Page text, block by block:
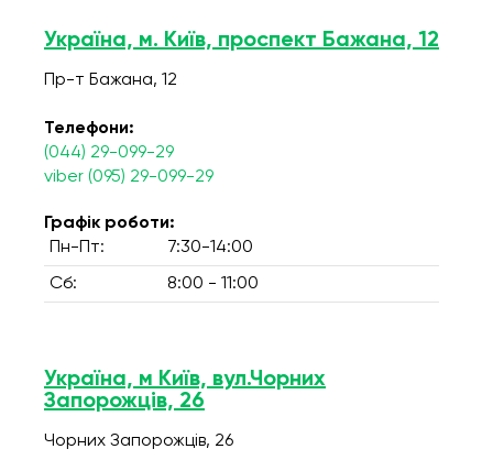
Україна, м. Київ, проспект Бажана, 12
Пр-т Бажана, 12
Телефони:
(044) 29-099-29
viber (095) 29-099-29
Графік роботи:
Пн-Пт:
7:30-14:00
Сб: 8:00 - 11:00
Україна, м Київ, вул.Чорних
Запорожців, 26
Чорних Запорожців, 26